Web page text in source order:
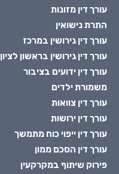
עורך דין מזונות
התרת נישואין
עורך דין גירושין במרכז
עורך דין גירושין בראשון לציון
עורך דין ידועים בציבור
משמורת ילדים
עורך דין צוואות
עורך דין ירושות
עורך דין ייפוי כוח מתמשך
עורך דין הסכם ממון
פירוק שיתוף במקרקעין